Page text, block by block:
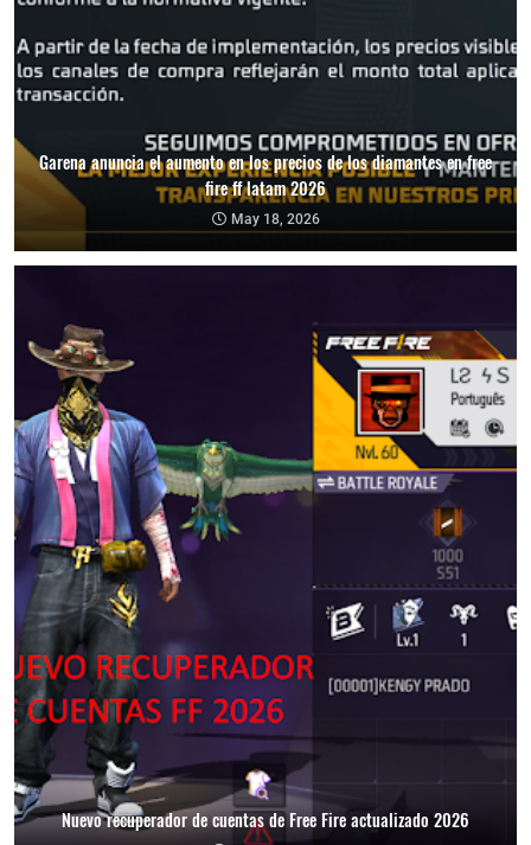
Garena anuncia el aumento en los precios de los diamantes en free
fire ff latam 2026
May 18, 2026
Nuevo recuperador de cuentas de Free Fire actualizado 2026